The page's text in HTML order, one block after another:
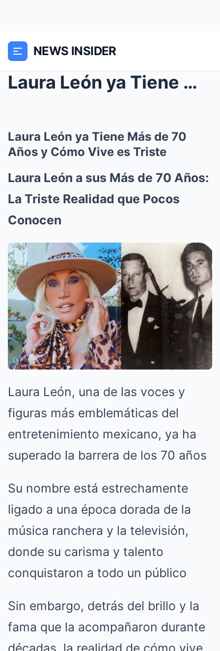
NEWS INSIDER
Laura León ya Tiene Más de 70 Años y Cómo Vive es ...
Laura León ya Tiene Más de 70
Años y Cómo Vive es Triste
Laura León a sus Más de 70 Años:
La Triste Realidad que Pocos
Conocen
Laura León, una de las voces y
figuras más emblemáticas del
entretenimiento mexicano, ya ha
superado la barrera de los 70 años
Su nombre está estrechamente
ligado a una época dorada de la
música ranchera y la televisión,
donde su carisma y talento
conquistaron a todo un público
Sin embargo, detrás del brillo y la
fama que la acompañaron durante
décadas, la realidad de cómo vive